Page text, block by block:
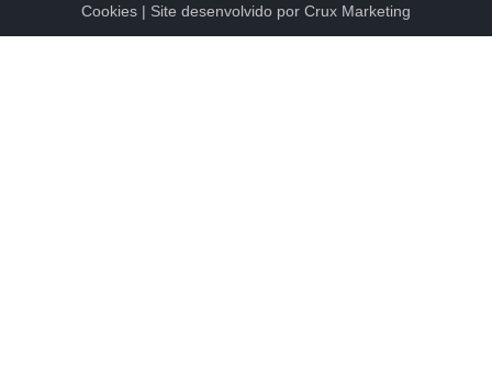
Cookies | Site desenvolvido por Crux Marketing